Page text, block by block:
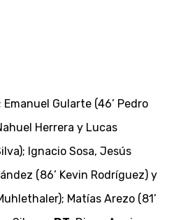
Gularte (46’ Pedro
Herrera y Lucas
Ignacio Sosa, Jesús
(86’ Kevin Rodríguez) y
Matías Arezo (81’